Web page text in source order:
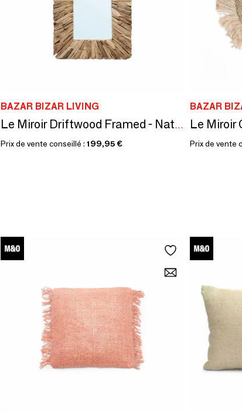
BAZAR BIZAR LIVING
Le Miroir Driftwood Framed - Naturel - M
Prix de vente conseillé : 199,95 €
BAZAR
Le Miroir
Prix de vente